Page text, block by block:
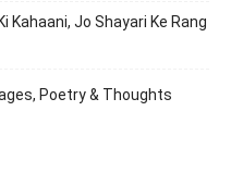
Kahaani, Jo Shayari Ke Rang
Poetry & Thoughts